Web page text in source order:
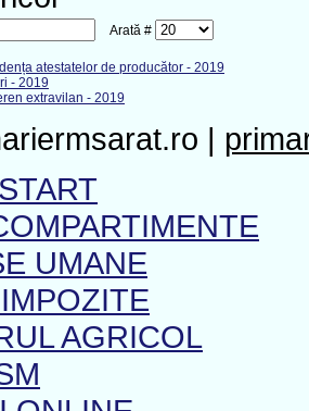
Arată #
atestatelor de producător - 2019
- 2019
extravilan - 2019
|
UMANE
AGRICOL